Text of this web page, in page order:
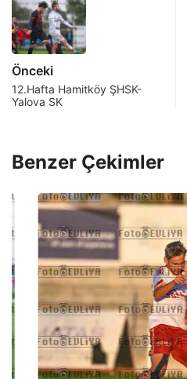
Önceki
12.Hafta Hamitköy ŞHSK-
Yalova SK
Benzer Çekimler